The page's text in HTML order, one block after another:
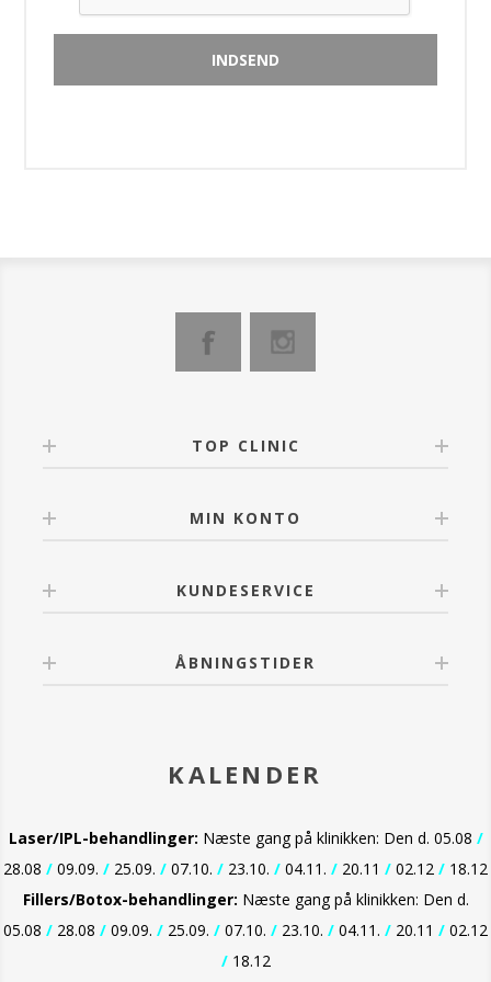
TOP CLINIC
MIN KONTO
KUNDESERVICE
ÅBNINGSTIDER
KALENDER
Laser/IPL-behandlinger: Næste gang på klinikken: Den d. 05.08 /
28.08 / 09.09. / 25.09. / 07.10. / 23.10. / 04.11. / 20.11 / 02.12 / 18.12
Fillers/Botox-behandlinger: Næste gang på klinikken: Den d.
05.08 / 28.08 / 09.09. / 25.09. / 07.10. / 23.10. / 04.11. / 20.11 / 02.12
/18.12